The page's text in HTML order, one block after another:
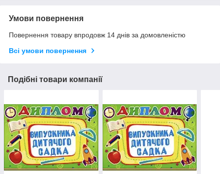
Умови повернення
Повернення товару впродовж 14 днів за домовленістю
Всі умови повернення
Подібні товари компанії